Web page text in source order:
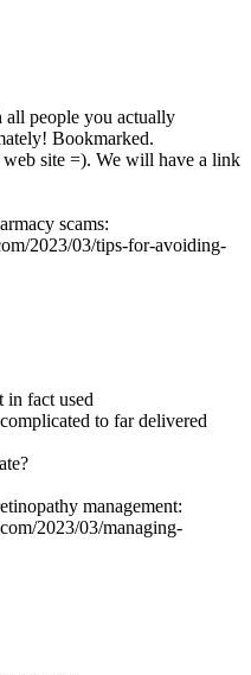
people you actually
Bookmarked.
site =). We will have a link
scams:
2023/03/tips-for-avoiding-
in fact used
to far delivered
management:
2023/03/managing-